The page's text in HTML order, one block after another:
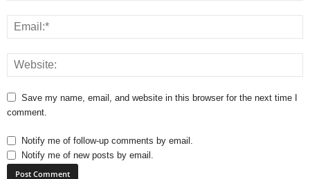
Save my name, email, and website in this browser for the next time I
comment.
Notify me of follow-up comments by email.
Notify me of new posts by email.